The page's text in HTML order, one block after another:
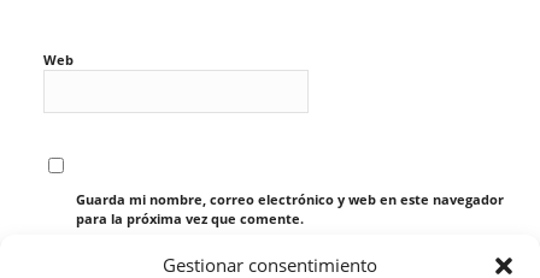
Gestionar consentimiento
Web
Guarda mi nombre, correo electrónico y web en este navegador
para la próxima vez que comente.